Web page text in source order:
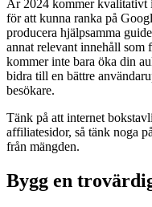
År 2024 kommer kvalitativt
för att kunna ranka på
producera hjälpsamma
annat relevant innehåll som
kommer inte bara öka din
bidra till en bättre
besökare.
Tänk på att internet
affiliatesidor, så tänk noga
från mängden.
Bygg en